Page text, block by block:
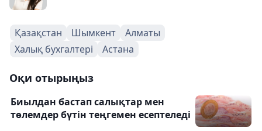
Қазақстан Шымкент
Алматы
Халық бухгалтері
Астана
Оқи отырыңыз
Биылдан бастап салықтар мен
төлемдер бүтін теңгемен есептеледі